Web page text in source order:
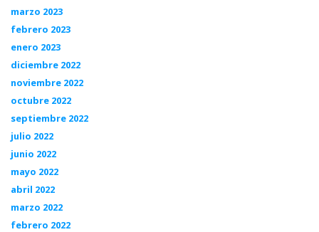
marzo 2023
febrero 2023
enero 2023
diciembre 2022
noviembre 2022
octubre 2022
septiembre 2022
julio 2022
junio 2022
mayo 2022
abril 2022
marzo 2022
febrero 2022